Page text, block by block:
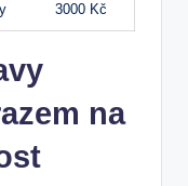
3000 Kč
na⁣